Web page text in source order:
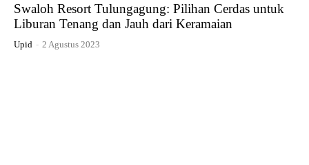
Swaloh Resort Tulungagung: Pilihan Cerdas untuk
Liburan Tenang dan Jauh dari Keramaian
Upid - 2 Agustus 2023